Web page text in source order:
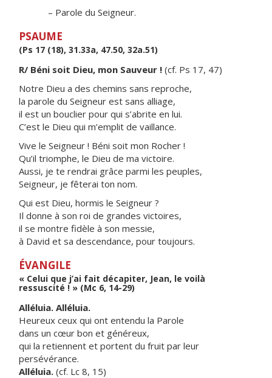
– Parole du Seigneur.
PSAUME
(Ps 17 (18), 31.33a, 47.50, 32a.51)
R/ Béni soit Dieu, mon Sauveur ! (cf. Ps 17, 47)
Notre Dieu a des chemins sans reproche,
la parole du Seigneur est sans alliage,
il est un bouclier pour qui s’abrite en lui.
C’est le Dieu qui m’emplit de vaillance.
Vive le Seigneur ! Béni soit mon Rocher !
Qu’il triomphe, le Dieu de ma victoire.
Aussi, je te rendrai grâce parmi les peuples,
Seigneur, je fêterai ton nom.
Qui est Dieu, hormis le Seigneur ?
Il donne à son roi de grandes victoires,
il se montre fidèle à son messie,
à David et sa descendance, pour toujours.
ÉVANGILE
« Celui que j’ai fait décapiter, Jean, le voilà
ressuscité ! » (Mc 6, 14-29)
Alléluia. Alléluia.
Heureux ceux qui ont entendu la Parole
dans un cœur bon et généreux,
qui la retiennent et portent du fruit par leur
persévérance.
Alléluia. (cf. Lc 8, 15)